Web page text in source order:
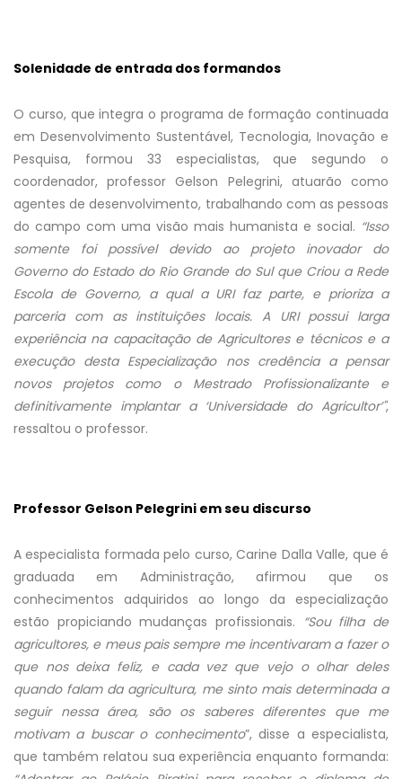
Solenidade de entrada dos formandos
O curso, que integra o programa de formação continuada
em Desenvolvimento Sustentável, Tecnologia, Inovação e
Pesquisa, formou 33 especialistas, que segundo o
coordenador, professor Gelson Pelegrini, atuarão como
agentes de desenvolvimento, trabalhando com as pessoas
do campo com uma visão mais humanista e social. “Isso
somente foi possível devido ao projeto inovador do
Governo do Estado do Rio Grande do Sul que Criou a Rede
Escola de Governo, a qual a URI faz parte, e prioriza a
parceria com as instituições locais. A URI possui larga
experiência na capacitação de Agricultores e técnicos e a
execução desta Especialização nos credência a pensar
novos projetos como o Mestrado Profissionalizante e
definitivamente implantar a ‘Universidade do Agricultor’",
ressaltou o professor.
Professor Gelson Pelegrini em seu discurso
A especialista formada pelo curso, Carine Dalla Valle, que é
graduada em Administração, afirmou que os
conhecimentos adquiridos ao longo da especialização
estão propiciando mudanças profissionais. “Sou filha de
agricultores, e meus pais sempre me incentivaram a fazer o
que nos deixa feliz, e cada vez que vejo o olhar deles
quando falam da agricultura, me sinto mais determinada a
seguir nessa área, são os saberes diferentes que me
motivam a buscar o conhecimento”, disse a especialista,
que também relatou sua experiência enquanto formanda: